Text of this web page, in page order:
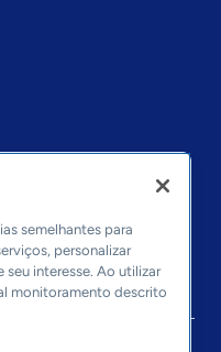
semelhantes para
personalizar
interesse. Ao utilizar
monitoramento descrito